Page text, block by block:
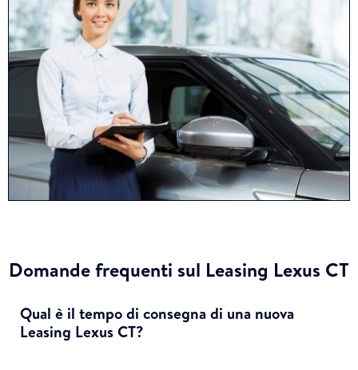
Domande frequenti sul Leasing Lexus CT
Qual è il tempo di consegna di una nuova
Leasing Lexus CT?